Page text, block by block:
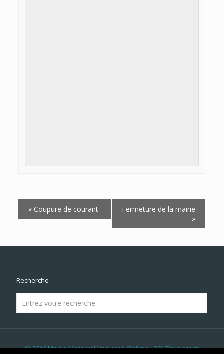
Navigation
Évènement
«Coupure de courant
Fermeture de la mairie
»
Recherche
© 2016 Mairie Mercurol-Veaunes (Drôme - 26). Tous droits